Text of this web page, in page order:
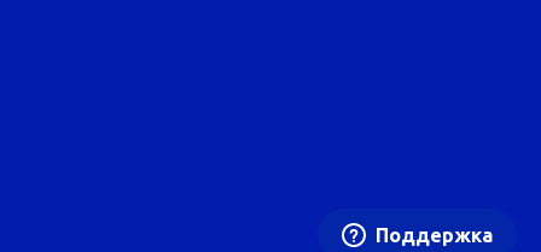
Поддержка